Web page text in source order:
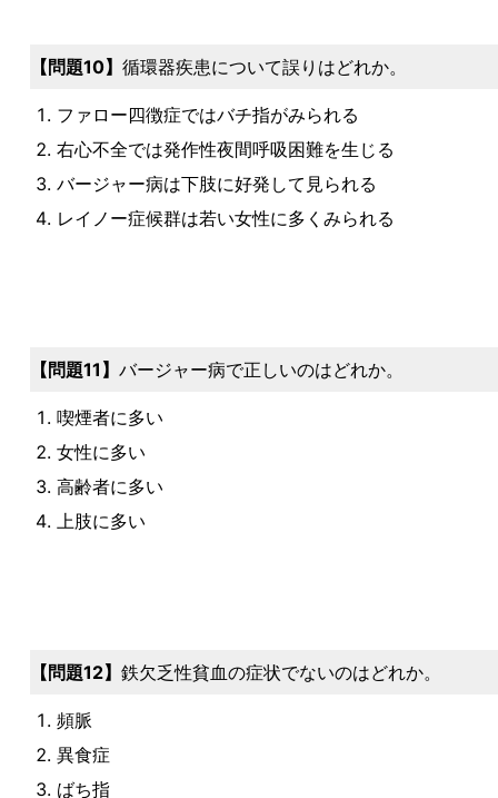
問題10 循環器疾患について誤りはどれか。
ファロー四徴症ではバチ指がみられる
右心不全では発作性夜間呼吸困難を生じる
バージャー病は下肢に好発して見られる
レイノー症候群は若い女性に多くみられる
問題11 バージャー病で正しいのはどれか。
喫煙者に多い
女性に多い
高齢者に多い
上肢に多い
問題12 鉄欠乏性貧血の症状でないのはどれか。
頻脈
異食症
ばち指